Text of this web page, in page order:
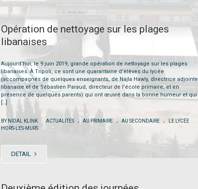
Opération de nettoyage sur les plages
libanaises
Aujourd’hui, le 9 juin 2019, grande opération de nettoyage sur les plages
libanaises. À Tripoli, ce sont une quarantaine d’élèves du lycée
(accompagnés de quelques enseignants, de Najla Hawly, directrice adjointe
libanaise et de Sébastien Paraud, directeur de l’école primaire, et en
présence de quelques parents) qui ont œuvré dans la bonne humeur et qui
[…]
BY NIDAL KLINK ACTUALITÉS . AU PRIMAIRE . AU SECONDAIRE .
LE LYCÉE
HORS-LES-MURS
DETAIL